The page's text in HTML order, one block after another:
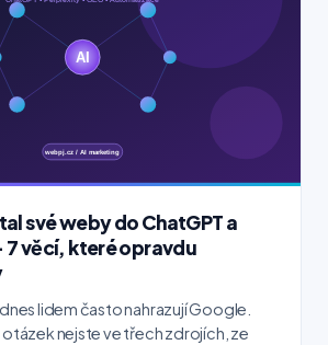
své weby do ChatGPT a
věcí, které opravdu
lidem často nahrazují Google.
otázek nejste ve třech zdrojích, ze